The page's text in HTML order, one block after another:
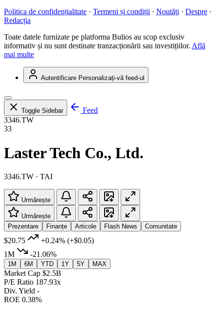
Politica de confidențialitate · Termeni și condiții · Noutăți · Despre ·
Redacția
Toate datele furnizate pe platforma Bulios au scop exclusiv
informativ și nu sunt destinate tranzacționării sau investițiilor. Află
mai multe
Autentificare Personalizați-vă feed-ul
Toggle Sidebar
Feed
3346.TW
33
Laster Tech Co., Ltd.
3346.TW · TAI
Urmărește
Urmărește
Prezentare
Finanțe Articole Flash News Comunitate
$20.75 +0.24% (+$0.05)
1M
-21.06%
1M 6M YTD 1Y 5Y MAX
Market Cap $2.5B
P/E Ratio 187.93x
Div. Yield -
ROE 0.38%